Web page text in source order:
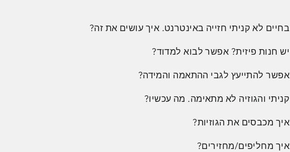
בחיים לא קניתי חזייה באינטרנט. איך עושים את זה?
יש חנות פיזית? אפשר לבוא למדוד?
אפשר להתייעץ לגבי ההתאמה והמידה?
קניתי והגוזיה לא מתאימה. מה עכשיו?
איך מכבסים את הגוזיות?
איך מחליפים/מחזירים?